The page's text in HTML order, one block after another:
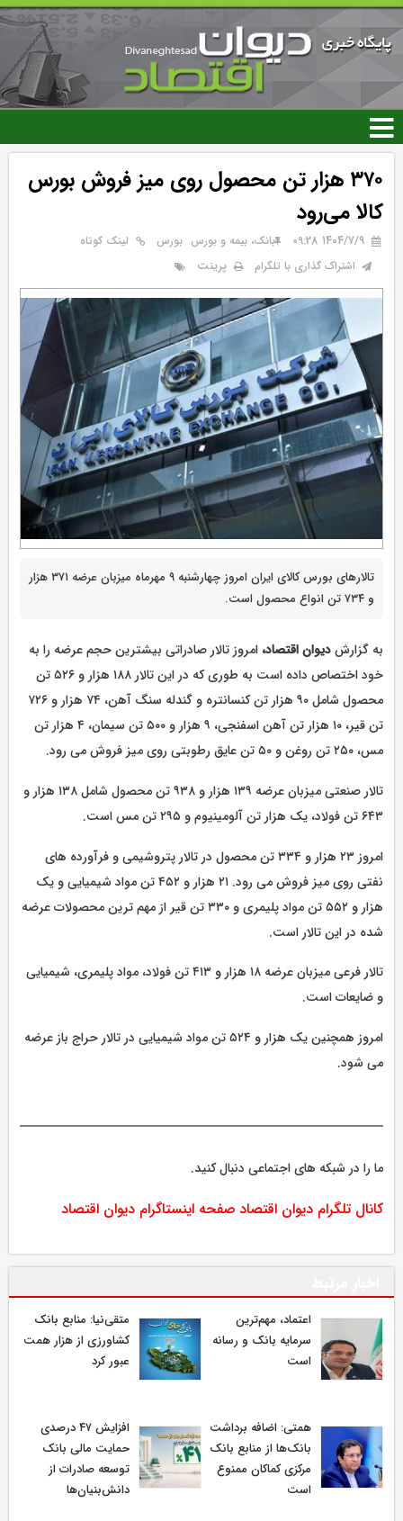
رفتن
محتوای
اصلی
۳۷۰ هزار تن محصول روی میز فروش بورس
کالا می‌رود
۱۴۰۴/۷/۹ 09:28 بانک، بیمه و بورس بورس
لینک کوتاه
اشتراک گذاری با تلگرام
پرینت
تالارهای بورس کالای ایران امروز چهارشنبه ۹ مهرماه میزبان عرضه ۳۷۱ هزار
و ۷۳۴ تن انواع محصول است.
به گزارشدیوان اقتصاد، امروز تالار صادراتی بیشترین حجم عرضه را به
خود اختصاص داده است به طوری که در این تالار ۱۸۸ هزار و ۵۲۶ تن
محصول شامل ۹۰ هزار تن کنسانتره و گندله سنگ آهن، ۷۴ هزار و ۷۲۶
تن قیر، ۱۰ هزار تن آهن اسفنجی، ۹ هزار و ۵۰۰ تن سیمان، ۴ هزار تن
مس، ۲۵۰ تن روغن و ۵۰ تن عایق رطوبتی روی میز فروش می رود.
تالار صنعتی میزبان عرضه ۱۳۹ هزار و ۹۳۸ تن محصول شامل ۱۳۸ هزار و
۶۴۳ تن فولاد، یک هزار تن آلومینیوم و ۲۹۵ تن مس است.
امروز ۲۳ هزار و ۳۳۴ تن محصول در تالار پتروشیمی و فرآورده های
نفتی روی میز فروش می رود. ۲۱ هزار و ۴۵۲ تن مواد شیمیایی و یک
هزار و ۵۵۲ تن مواد پلیمری و ۳۳۰ تن قیر از مهم ترین محصولات عرضه
شده در این تالار است.
تالار فرعی میزبان عرضه ۱۸ هزار و ۴۱۳ تن فولاد، مواد پلیمری، شیمیایی
و ضایعات است.
امروز همچنین یک هزار و ۵۲۴ تن مواد شیمیایی در تالار حراج باز عرضه
می شود.
ما را در شبکه های اجتماعی دنبال کنید.
کانال تلگرام دیوان اقتصاد صفحه اینستاگرام دیوان اقتصاد
اعتماد، مهم‌ترین
سرمایه بانک و رسانه
است
متقی‌نیا: منابع بانک
کشاورزی از هزار همت
عبور کرد
همتی: اضافه برداشت
بانک‌ها از منابع بانک
مرکزی کماکان ممنوع
است
افزایش ۴۷ درصدی
حمایت مالی بانک
توسعه صادرات از
دانش‌بنیان‌ها